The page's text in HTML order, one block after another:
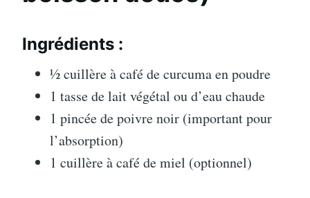
Ingrédients :
½ cuillère à café de curcuma en poudre
1 tasse de lait végétal ou d’eau chaude
1 pincée de poivre noir (important pour
l’absorption)
1 cuillère à café de miel (optionnel)